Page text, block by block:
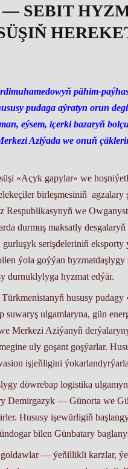
— SEBIT
pähim-
pudaga aýratyn orun
eýsem, içerki bazaryň
Aziýada we onuň
«Açyk gapylar» we
birleşmesiniň
Respublikasynyň we
durmuş maksatly
serişdeleriniň
ýola goýýan
durnuklylyga hyzmat edýär.
hususy
suwaryş ulgamlaryna, gün
Merkezi Aziýanyň
uly goşant goşýarlar.
işjeňligini
döwrebap logistika
Demirgazyk — Günorta we
Hususy işewürligiň
bilen Günbatary
goldawlar — ýeňillikli karzlar,